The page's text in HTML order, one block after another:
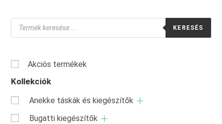
Products
search
KERESÉS
Akciós termékek
Kollekciók
Anekke táskák és kiegészítők
Bugatti kiegészítők